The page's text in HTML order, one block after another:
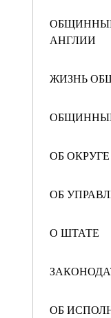
АНГЛИИ
ЖИЗНЬ
ОБ
ОБ
О ШТАТЕ
ОБ